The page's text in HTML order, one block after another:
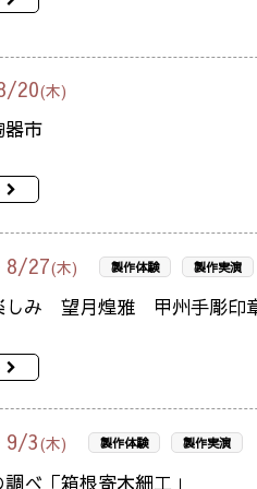
/20(木)
器市
8/27(木) 製作体験 製作実演
しみ 望月煌雅 甲州手彫印
9/3(木) 製作体験 製作実演
べ「箱根寄木細工」